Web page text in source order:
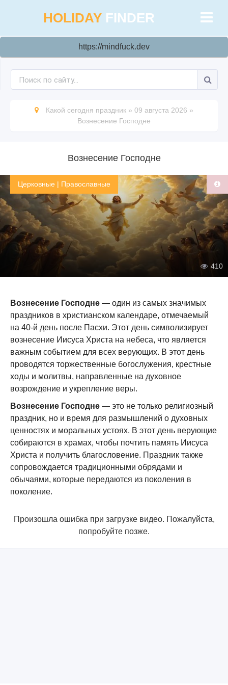
HOLIDAY FINDER
https://mindfuck.dev
Какой сегодня праздник » 09 августа 2026 »
Вознесение Господне
Вознесение Господне
Церковные | Православные
410
Вознесение Господне — один из самых значимых
праздников в христианском календаре, отмечаемый
на 40-й день после Пасхи. Этот день символизирует
вознесение Иисуса Христа на небеса, что является
важным событием для всех верующих. В этот день
проводятся торжественные богослужения, крестные
ходы и молитвы, направленные на духовное
возрождение и укрепление веры.
Вознесение Господне — это не только религиозный
праздник, но и время для размышлений о духовных
ценностях и моральных устоях. В этот день верующие
собираются в храмах, чтобы почтить память Иисуса
Христа и получить благословение. Праздник также
сопровождается традиционными обрядами и
обычаями, которые передаются из поколения в
поколение.
Произошла ошибка при загрузке видео. Пожалуйста,
попробуйте позже.